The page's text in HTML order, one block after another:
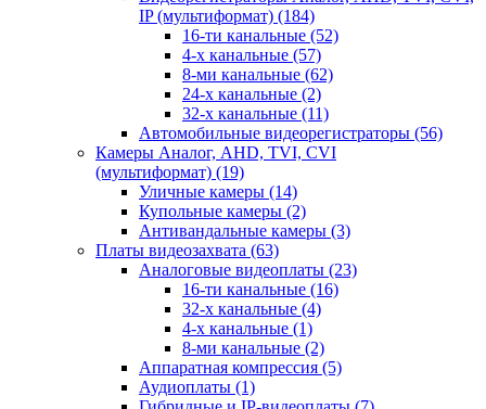
IP (мультиформат) (184)
16-ти канальные (52)
4-х канальные (57)
8-ми канальные (62)
24-х канальные (2)
32-х канальные (11)
Автомобильные видеорегистраторы (56)
Камеры Аналог, AHD, TVI, CVI
(мультиформат) (19)
Уличные камеры (14)
Купольные камеры (2)
Антивандальные камеры (3)
Платы видеозахвата (63)
Аналоговые видеоплаты (23)
16-ти канальные (16)
32-х канальные (4)
4-х канальные (1)
8-ми канальные (2)
Аппаратная компрессия (5)
Аудиоплаты (1)